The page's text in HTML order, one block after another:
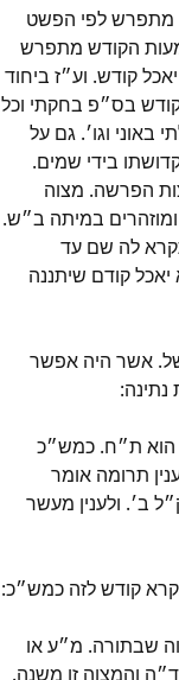
מתפרש לפי הפשט
הקודש מתפרש
קודש. וע״ז ביחוד
בס״פ בחקתי וכל
באוני וגו׳. גם על
בידי שמים.
הפרשה. מצוה
במיתה ב״ש.
לה שם עד
קודם שיתננה
אשר היה אפשר
נתינה:
הוא ת״ח. כמש״כ
תרומה אומר
ב׳. ולענין מעשר
קודש לזה כמש״כ:
שבתורה. מ״ע או
והמצוה זו משנה.